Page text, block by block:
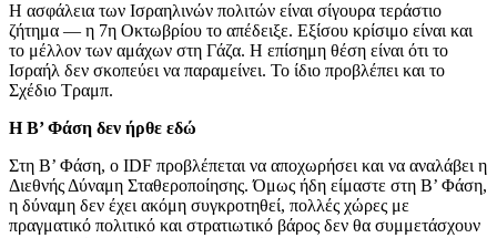
Η ασφάλεια των Ισραηλινών πολιτών είναι σίγουρα τεράστιο
ζήτημα — η 7η Οκτωβρίου το απέδειξε. Εξίσου κρίσιμο είναι και
το μέλλον των αμάχων στη Γάζα. Η επίσημη θέση είναι ότι το
Ισραήλ δεν σκοπεύει να παραμείνει. Το ίδιο προβλέπει και το
Σχέδιο Τραμπ.
Η Β’ Φάση δεν ήρθε εδώ
Στη Β’ Φάση, ο IDF προβλέπεται να αποχωρήσει και να αναλάβει η
Διεθνής Δύναμη Σταθεροποίησης. Όμως ήδη είμαστε στη Β’ Φάση,
η δύναμη δεν έχει ακόμη συγκροτηθεί, πολλές χώρες με
πραγματικό πολιτικό και στρατιωτικό βάρος δεν θα συμμετάσχουν